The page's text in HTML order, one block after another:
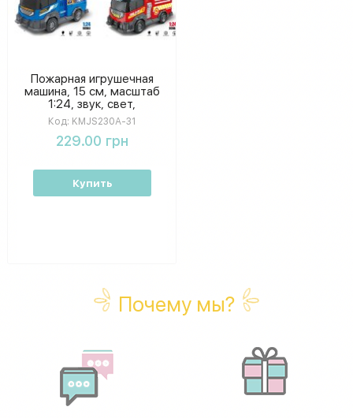
Пожарная игрушечная
машина, 15 см, масштаб
1:24, звук, свет,
резиновые колеса,
подвижные детали, 2
вида
Код: KMJS230A-31
229.00 грн
Купить
Почему мы?